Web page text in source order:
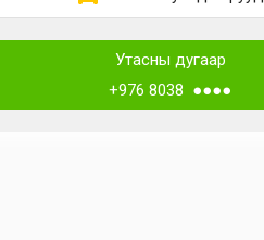
Утасны дугаар
+976 8038 ●●●●